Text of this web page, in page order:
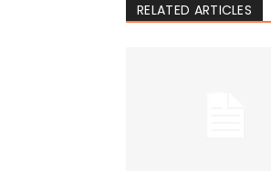
RELATED ARTICLES